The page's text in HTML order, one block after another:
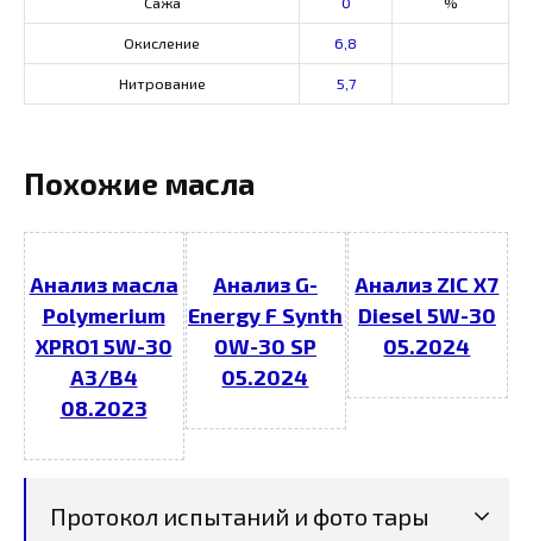
Окисление 6,8
Нитрование 5,7
Похожие масла
Анализ масла
Polymerium
XPRO1 5W-30
A3/B4
08.2023
Анализ G-
Energy F Synth
0W-30 SP
05.2024
Анализ ZIC X7
Diesel 5W-30
05.2024
Протокол испытаний и фото тары